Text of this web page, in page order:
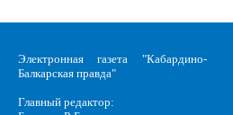
Электронная газета "Кабардино-
Балкарская правда"
Главный редактор: